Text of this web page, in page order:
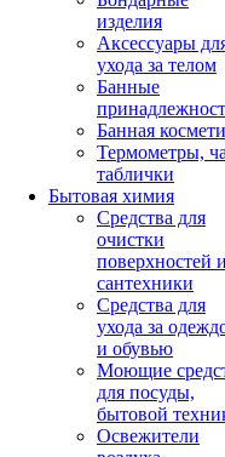
изделия
Аксеcсуары
ухода за телом
Банные
Банная
Термометры,
таблички
Бытовая химия
Средства для
очистки
поверхностей
сантехники
Средства для
ухода за
и обувью
Моющие
для посуды,
бытовой
Освежители